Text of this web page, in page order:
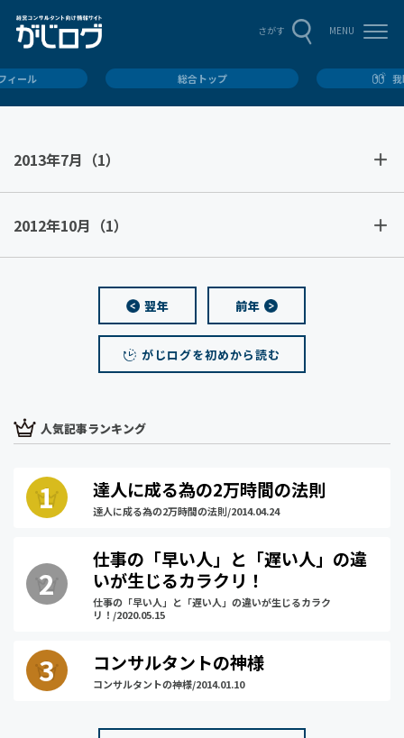
さがす MENU
ィール 総合トップ
2013年7月 （1）
2012年10月 （1）
前年
翌年
がじログを初めから読む
人気記事ランキング
達人に成る為の2万時間の法則
達人に成る為の2万時間の法則/2014.04.24
仕事の「早い人」と「遅い人」の違
いが生じるカラクリ！
仕事の「早い人」と「遅い人」の違いが生じるカラク
リ！/2020.05.15
コンサルタントの神様
コンサルタントの神様/2014.01.10